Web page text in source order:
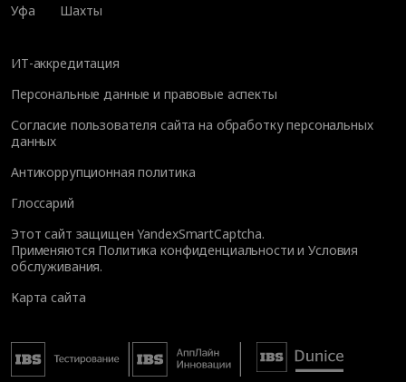
Уфа
Шахты
ИТ-аккредитация
Персональные данные и правовые аспекты
Согласие пользователя сайта на обработку персональных
данных
Антикоррупционная политика
Глоссарий
Этот сайт защищен YandexSmartCaptcha.
Применяются Политика конфиденциальности иУсловия
обслуживания.
Карта сайта